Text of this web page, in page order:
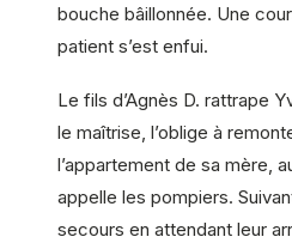
bouche bâillonnée. Une
patient s’est enfui.
Le fils d’Agnès D. rattrape
le maîtrise, l’oblige à
l’appartement de sa mère,
appelle les pompiers.
secours en attendant leur